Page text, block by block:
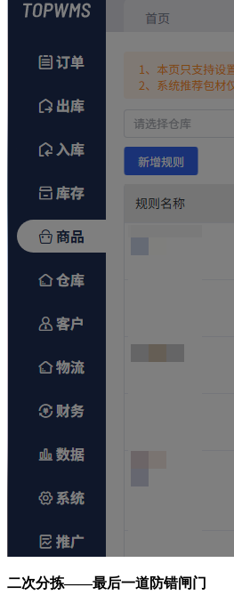
二次分拣——最后一道防错闸门